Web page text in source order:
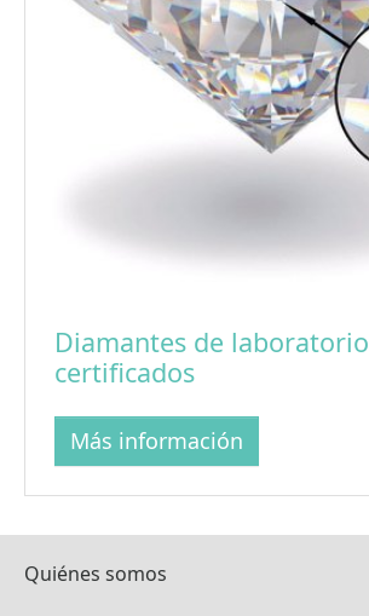
Diamantes de laboratorio
certificados
Más información
Quiénes somos